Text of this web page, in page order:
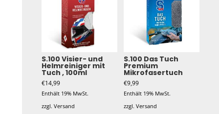
S.100 Visier- und
Helmreiniger mit
Tuch , 100ml
€14,99
Enthält 19% MwSt.
zzgl.Versand
S.100 Das Tuch
Premium
Mikrofasertuch
€9,99
Enthält 19% MwSt.
zzgl. Versand